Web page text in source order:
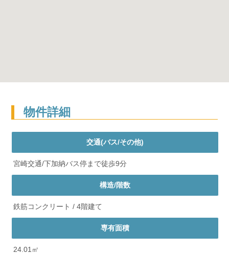
物件詳細
交通(バス/その他)
宮崎交通/下加納バス停まで徒歩9分
構造/階数
鉄筋コンクリート / 4階建て
専有面積
24.01㎡